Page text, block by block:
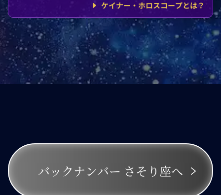
ケイナー・ホロスコープとは？
バックナンバー さそり座へ